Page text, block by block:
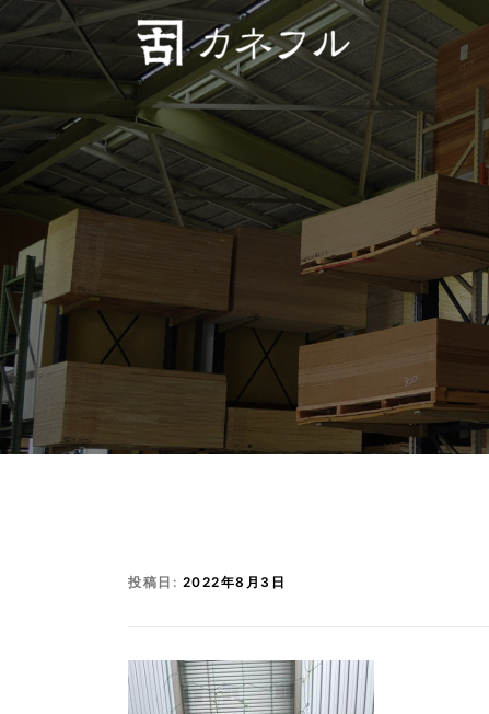
コンテンツへスキップ
投稿日: 2022年8月3日